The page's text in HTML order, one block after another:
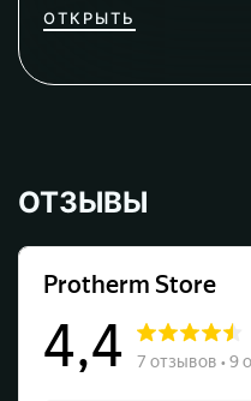
ОТКРЫТЬ
ОТЗЫВЫ